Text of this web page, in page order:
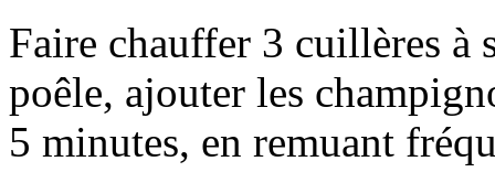
Faire chauffer 3 cuillères à
poêle, ajouter les
5 minutes, en remuant